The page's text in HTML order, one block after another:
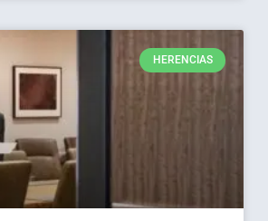
HERENCIAS